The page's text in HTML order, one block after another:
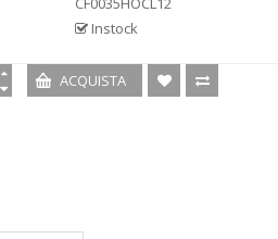
Instock